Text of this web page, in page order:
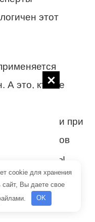
этот
А это, кто не
теплопотери при
котлов
механизмы,
даже
помощи,
cookie для хранения
Вы даете свое
OK